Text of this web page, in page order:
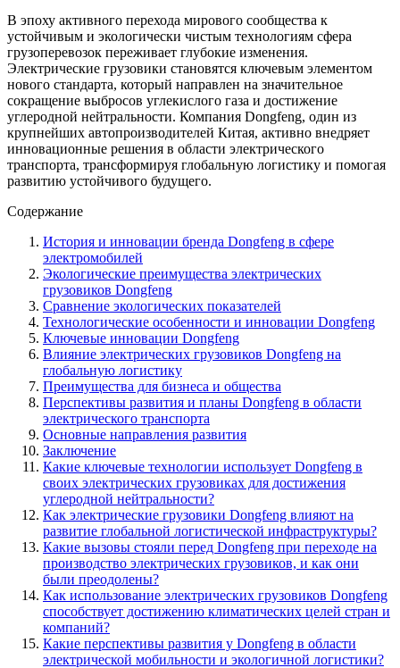
В эпоху активного перехода мирового сообщества к
устойчивым и экологически чистым технологиям сфера
грузоперевозок переживает глубокие изменения.
Электрические грузовики становятся ключевым элементом
нового стандарта, который направлен на значительное
сокращение выбросов углекислого газа и достижение
углеродной нейтральности. Компания Dongfeng, один из
крупнейших автопроизводителей Китая, активно внедряет
инновационные решения в области электрического
транспорта, трансформируя глобальную логистику и помогая
развитию устойчивого будущего.
Содержание
История и инновации бренда Dongfeng в сфере
электромобилей
Экологические преимущества электрических
грузовиков Dongfeng
Сравнение экологических показателей
Технологические особенности и инновации Dongfeng
Ключевые инновации Dongfeng
Влияние электрических грузовиков Dongfeng на
глобальную логистику
Преимущества для бизнеса и общества
Перспективы развития и планы Dongfeng в области
электрического транспорта
Основные направления развития
Заключение
Какие ключевые технологии использует Dongfeng в
своих электрических грузовиках для достижения
углеродной нейтральности?
Как электрические грузовики Dongfeng влияют на
развитие глобальной логистической инфраструктуры?
Какие вызовы стояли перед Dongfeng при переходе на
производство электрических грузовиков, и как они
были преодолены?
Как использование электрических грузовиков Dongfeng
способствует достижению климатических целей стран и
компаний?
Какие перспективы развития у Dongfeng в области
электрической мобильности и экологичной логистики?